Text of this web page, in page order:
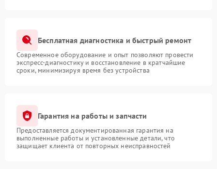
Бесплатная диагностика и быстрый ремонт
Современное оборудование и опыт позволяют провести
экспресс-диагностику и восстановление в кратчайшие
сроки, минимизируя время без устройства
Гарантия на работы и запчасти
Предоставляется документированная гарантия на
выполненные работы и установленные детали, что
защищает клиента от повторных неисправностей